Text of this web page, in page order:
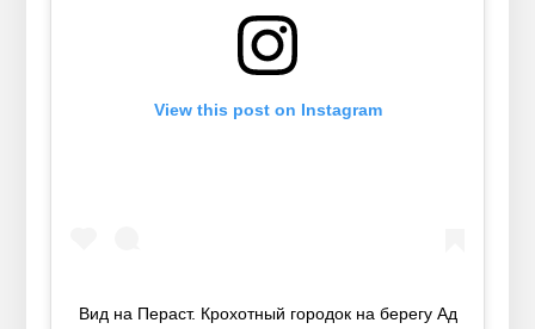
View this post on Instagram
Вид на Пераст. Крохотный городок на берегу Ад